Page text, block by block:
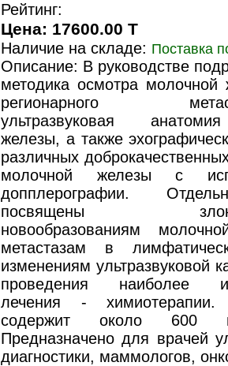
Рейтинг:
Цена: 17600.00 T
Наличие на складе: Поставка
Описание: В руководстве
методика осмотра
регионарного
ультразвуковая
железы, а также
различных
молочной железы с
допплерографии.
посвящены
новообразованиям
метастазам в
изменениям ультразвуковой
проведения наиболее
лечения - химиотерапии.
содержит около 600
Предназначено для врачей
диагностики, маммологов,